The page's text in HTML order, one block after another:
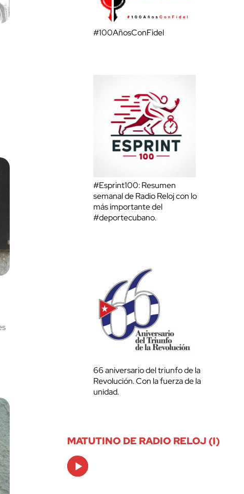
#100AñosConFidel
#Esprint100: Resumen
semanal de Radio Reloj con lo
más importante del
#deportecubano.
66 aniversario del triunfo de la
Revolución. Con la fuerza de la
unidad.
MATUTINO DE RADIO RELOJ (I)
Audio
Player